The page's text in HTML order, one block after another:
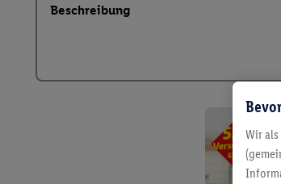
Beschreibung
Wir als